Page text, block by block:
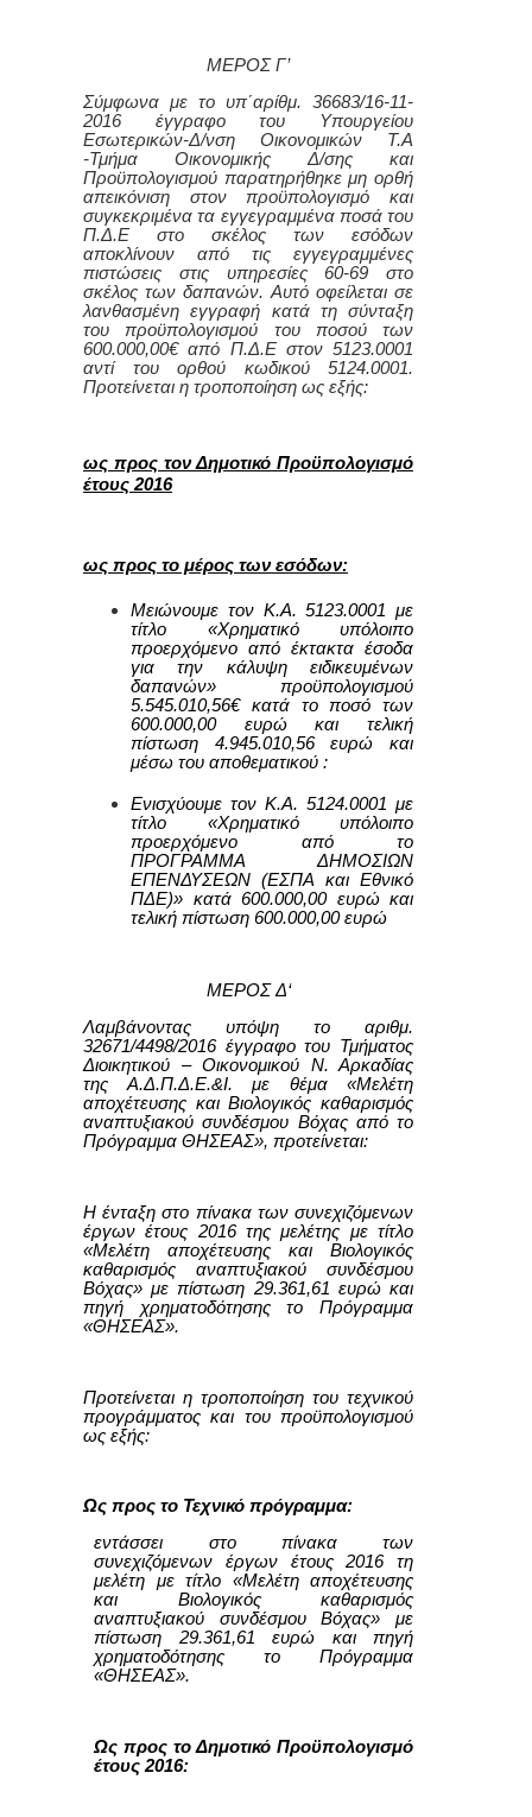
ΜΕΡΟΣ Γ’
Σύμφωνα με το υπ΄αρίθμ. 36683/16-11-
2016 έγγραφο του Υπουργείου
Εσωτερικών-Δ/νση Οικονομικών Τ.Α
-Τμήμα Οικονομικής Δ/σης και
Προϋπολογισμού παρατηρήθηκε μη ορθή
απεικόνιση στον προϋπολογισμό και
συγκεκριμένα τα εγγεγραμμένα ποσά του
Π.Δ.Ε στο σκέλος των εσόδων
αποκλίνουν από τις εγγεγραμμένες
πιστώσεις στις υπηρεσίες 60-69 στο
σκέλος των δαπανών. Αυτό οφείλεται σε
λανθασμένη εγγραφή κατά τη σύνταξη
του προϋπολογισμού του ποσού των
600.000,00€ από Π.Δ.Ε στον 5123.0001
αντί του ορθού κωδικού 5124.0001.
Προτείνεται η τροποποίηση ως εξής:
ως προς τον Δημοτικό Προϋπολογισμό
έτους 2016
ως προς το μέρος των εσόδων:
Μειώνουμε τον Κ.Α.5123.0001 με
τίτλο «Χρηματικό υπόλοιπο
προερχόμενο από έκτακτα έσοδα
για την κάλυψη ειδικευμένων
δαπανών» προϋπολογισμού
5.545.010,56€ κατά το ποσό των
600.000,00 ευρώ και τελική
πίστωση 4.945.010,56 ευρώ και
μέσω του αποθεματικού :
Ενισχύουμε τον Κ.Α. 5124.0001 με
τίτλο «Χρηματικό υπόλοιπο
προερχόμενο από το
ΠΡΟΓΡΑΜΜΑ ΔΗΜΟΣΙΩΝ
ΕΠΕΝΔΥΣΕΩΝ (ΕΣΠΑ και Εθνικό
ΠΔΕ)» κατά 600.000,00 ευρώ και
τελική πίστωση 600.000,00 ευρώ
ΜΕΡΟΣΔ‘
Λαμβάνοντας υπόψη το αριθμ.
32671/4498/2016 έγγραφο του Τμήματος
Διοικητικού – Οικονομικού Ν. Αρκαδίας
της Α.Δ.Π.Δ.Ε.&Ι. με θέμα «Μελέτη
αποχέτευσης και Βιολογικός καθαρισμός
αναπτυξιακού συνδέσμου Βόχας από το
Πρόγραμμα ΘΗΣΕΑΣ», προτείνεται:
Η ένταξη στο πίνακα των συνεχιζόμενων
έργων έτους 2016 της μελέτης με τίτλο
«Μελέτη αποχέτευσης και Βιολογικός
καθαρισμός αναπτυξιακού συνδέσμου
Βόχας» με πίστωση 29.361,61 ευρώ και
πηγή χρηματοδότησης το Πρόγραμμα
«ΘΗΣΕΑΣ».
Προτείνεται η τροποποίηση του τεχνικού
προγράμματος και του προϋπολογισμού
ως εξής:
Ως προς το Τεχνικό πρόγραμμα:
εντάσσει στο πίνακα των
συνεχιζόμενων έργων έτους 2016 τη
μελέτη με τίτλο «Μελέτη αποχέτευσης
και Βιολογικός καθαρισμός
αναπτυξιακού συνδέσμου Βόχας» με
πίστωση 29.361,61 ευρώ και πηγή
χρηματοδότησης το Πρόγραμμα
«ΘΗΣΕΑΣ».
Ως προς το Δημοτικό Προϋπολογισμό
έτους 2016: